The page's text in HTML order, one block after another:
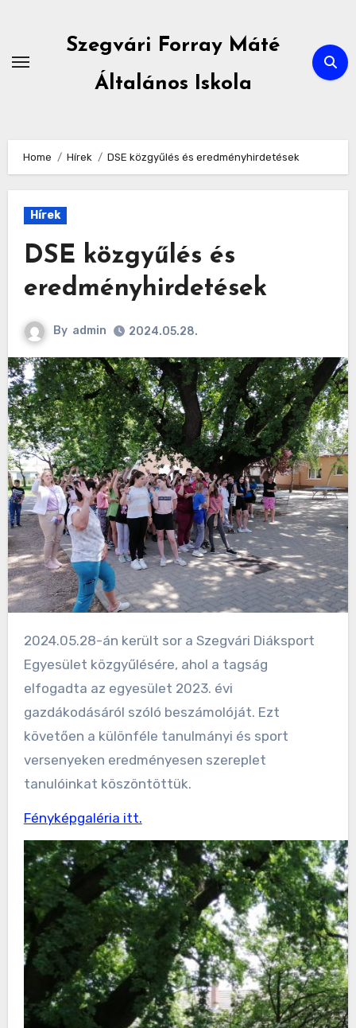
content
Szegvári Forray Máté
Általános Iskola
Home Hírek DSE közgyűlés és eredményhirdetések
Hírek
DSE közgyűlés és
eredményhirdetések
By admin 2024.05.28.
2024.05.28-án került sor a Szegvári Diáksport
Egyesület közgyűlésére, ahol a tagság
elfogadta az egyesület 2023. évi
gazdákodásáról szóló beszámolóját. Ezt
követően a különféle tanulmányi és sport
versenyeken eredményesen szereplet
tanulóinkat köszöntöttük.
Fényképgaléria itt.